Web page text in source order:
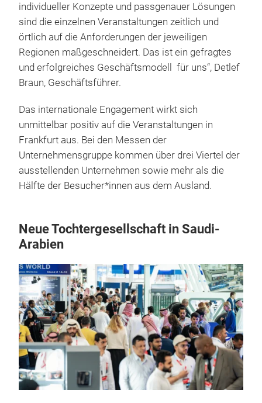
individueller Konzepte und passgenauer Lösungen
sind die einzelnen Veranstaltungen zeitlich und
örtlich auf die Anforderungen der jeweiligen
Regionen maßgeschneidert. Das ist ein gefragtes
und erfolgreiches Geschäftsmodell für uns“, Detlef
Braun, Geschäftsführer.
Das internationale Engagement wirkt sich
unmittelbar positiv auf die Veranstaltungen in
Frankfurt aus. Bei den Messen der
Unternehmensgruppe kommen über drei Viertel der
ausstellenden Unternehmen sowie mehr als die
Hälfte der Besucher*innen aus dem Ausland.
Neue Tochtergesellschaft in Saudi-
Arabien